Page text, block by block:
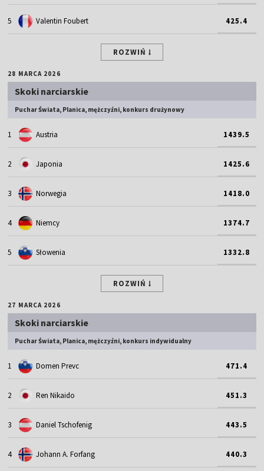
5 Valentin Foubert 425.4
ROZWIŃ
28 MARCA 2026
Skoki narciarskie
Puchar Świata, Planica, mężczyźni, konkurs drużynowy
1 Austria 1439.5
2 Japonia 1425.6
3 Norwegia 1418.0
4 Niemcy 1374.7
5 Słowenia 1332.8
ROZWIŃ
27 MARCA 2026
Skoki narciarskie
Puchar Świata, Planica, mężczyźni, konkurs indywidualny
1 Domen Prevc 471.4
2 Ren Nikaido 451.3
3 Daniel Tschofenig 443.5
4 Johann A. Forfang 440.3